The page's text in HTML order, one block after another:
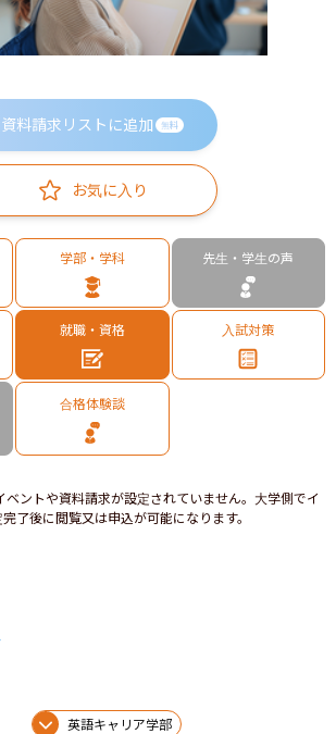
資料請求リストに追加 無料
お気に入り
学部・学科 先生・学生の声
就職・資格 入試対策
合格体験談
ベントや資料請求が設定されていません。大学側でイ
了後に閲覧又は申込が可能になります。
英語キャリア学部